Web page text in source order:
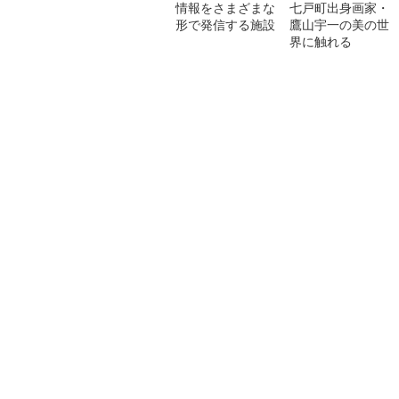
情報をさまざまな
形で発信する施設
七戸町出身画家・
鷹山宇一の美の世
界に触れる